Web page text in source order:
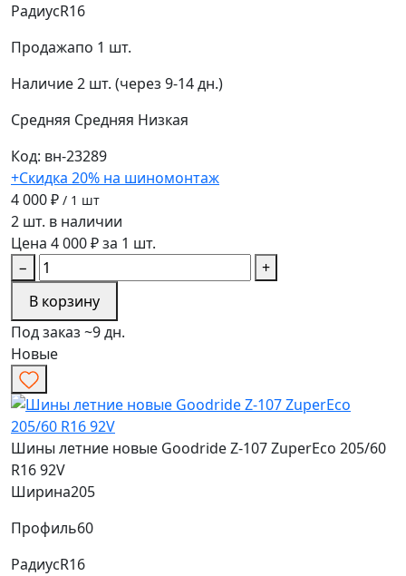
РадиусR16
Продажапо 1 шт.
Наличие2 шт. (через 9-14 дн.)
Средняя Средняя Низкая
Код: вн-23289
+Скидка 20% на шиномонтаж
4 000 ₽ / 1 шт
2 шт. в наличии
Цена 4 000 ₽ за 1 шт.
−
+
В корзину
Под заказ ~9 дн.
Новые
Шины летние новые Goodride Z-107 ZuperEco 205/60
R16 92V
Ширина205
Профиль60
РадиусR16